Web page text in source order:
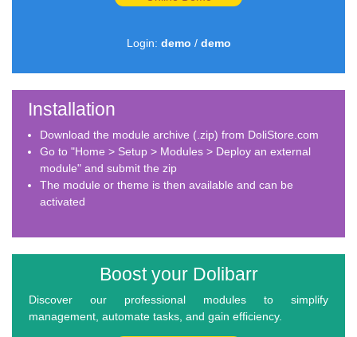
Login: demo / demo
Installation
Download the module archive (.zip) from DoliStore.com
Go to "Home > Setup > Modules > Deploy an external
module" and submit the zip
The module or theme is then available and can be
activated
Boost your Dolibarr
Discover our professional modules to simplify
management, automate tasks, and gain efficiency.